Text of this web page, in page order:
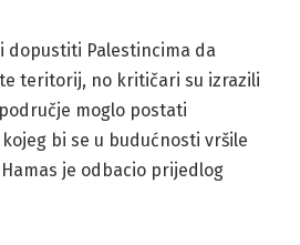
dopustiti Palestincima da
teritorij, no kritičari su izrazili
moglo postati
bi se u budućnosti vršile
je odbacio prijedlog